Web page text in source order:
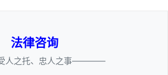
法律咨询
之托、忠人之事————